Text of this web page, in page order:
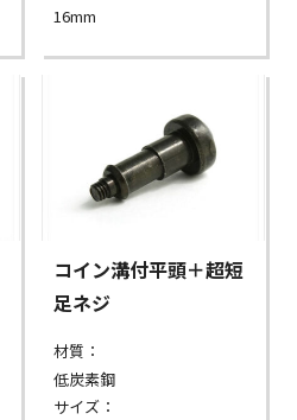
16mm
コイン溝付平頭＋超短
足ネジ
材質：
低炭素鋼
サイズ：